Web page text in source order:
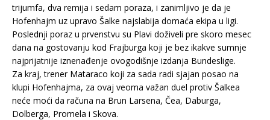
trijumfa, dva remija i sedam poraza, i zanimljivo je da je
Hofenhajm uz upravo Šalke najslabija domaća ekipa u ligi.
Poslednji poraz u prvenstvu su Plavi doživeli pre skoro mesec
dana na gostovanju kod Frajburga koji je bez ikakve sumnje
najprijatnije iznenađenje ovogodišnje izdanja Bundeslige.
Za kraj, trener Mataraco koji za sada radi sjajan posao na
klupi Hofenhajma, za ovaj veoma važan duel protiv Šalkea
neće moći da računa na Brun Larsena, Čea, Daburga,
Dolberga, Promela i Skova.